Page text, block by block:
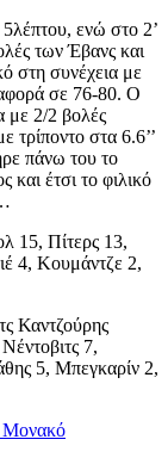
5λέπτου, ενώ στο 2’
των Έβανς και
στη συνέχεια με
σε 76-80. Ο
με 2/2 βολές
τρίποντο στα 6.6’’
πάνω του το
και έτσι το φιλικό
15, Πίτερς 13,
4, Κουμάντζε 2,
Καντζούρης
7,
5, Μπεγκαρίν 2,
Μονακό